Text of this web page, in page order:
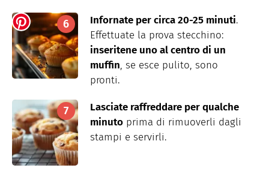
Infornate per circa 20-25 minuti.
Effettuate la prova stecchino:
inseritene uno al centro di un
muffin, se esce pulito, sono
pronti.
Lasciate raffreddare per qualche
minuto prima di rimuoverli dagli
stampi e servirli.